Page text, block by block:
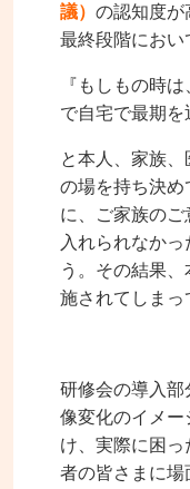
議）の認知度が
最終段階におい
『もしもの時
で自宅で最期を
と本人、家族
の場を持ち決
に、ご家族の
入れられなか
う。その結果
施されてしまっ
研修会の導入
像変化のイメ
け、実際に困
者の皆さまに場